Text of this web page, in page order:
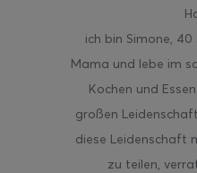
ich bin Simone,
Mama und lebe im
Kochen und
großen
diese Leidenschaft
zu teilen,